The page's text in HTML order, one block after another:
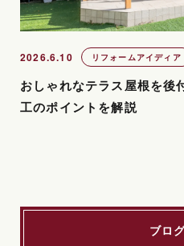
2026.6.10 リフォームアイディア
おしゃれなテラス屋根を後
工のポイントを解説
ブロ